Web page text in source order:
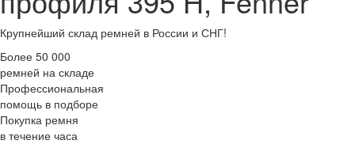
Крупнейший склад ремней в России и СНГ!
Более 50 000
ремней на складе
Профессиональная
помощь в подборе
Покупка ремня
в течение часа